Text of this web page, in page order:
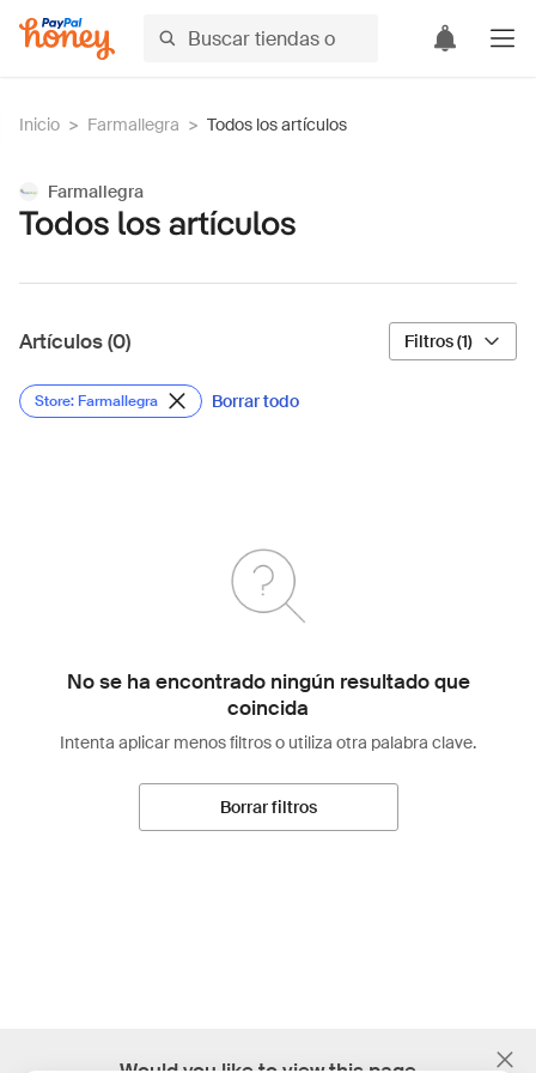
Inicio > Farmallegra > Todos los artículos
Farmallegra
Todos los artículos
Artículos (0) Filtros (1)
Store: Farmallegra Borrar todo
No se ha encontrado ningún resultado que
coincida
Intenta aplicar menos filtros o utiliza otra palabra clave.
Borrar filtros